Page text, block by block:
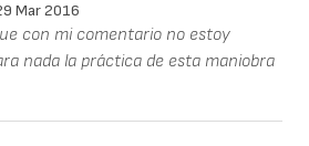
Mar 2016
con mi comentario no estoy
nada la práctica de esta maniobra